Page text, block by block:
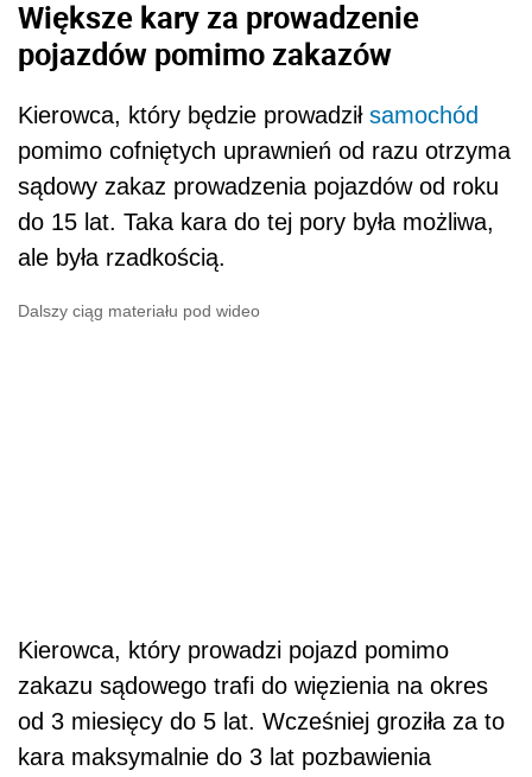
Większe kary za prowadzenie
pojazdów pomimo zakazów
Kierowca, który będzie prowadził samochód
pomimo cofniętych uprawnień od razu otrzyma
sądowy zakaz prowadzenia pojazdów od roku
do 15 lat. Taka kara do tej pory była możliwa,
ale była rzadkością.
Dalszy ciąg materiału pod wideo
Kierowca, który prowadzi pojazd pomimo
zakazu sądowego trafi do więzienia na okres
od 3 miesięcy do 5 lat. Wcześniej groziła za to
kara maksymalnie do 3 lat pozbawienia